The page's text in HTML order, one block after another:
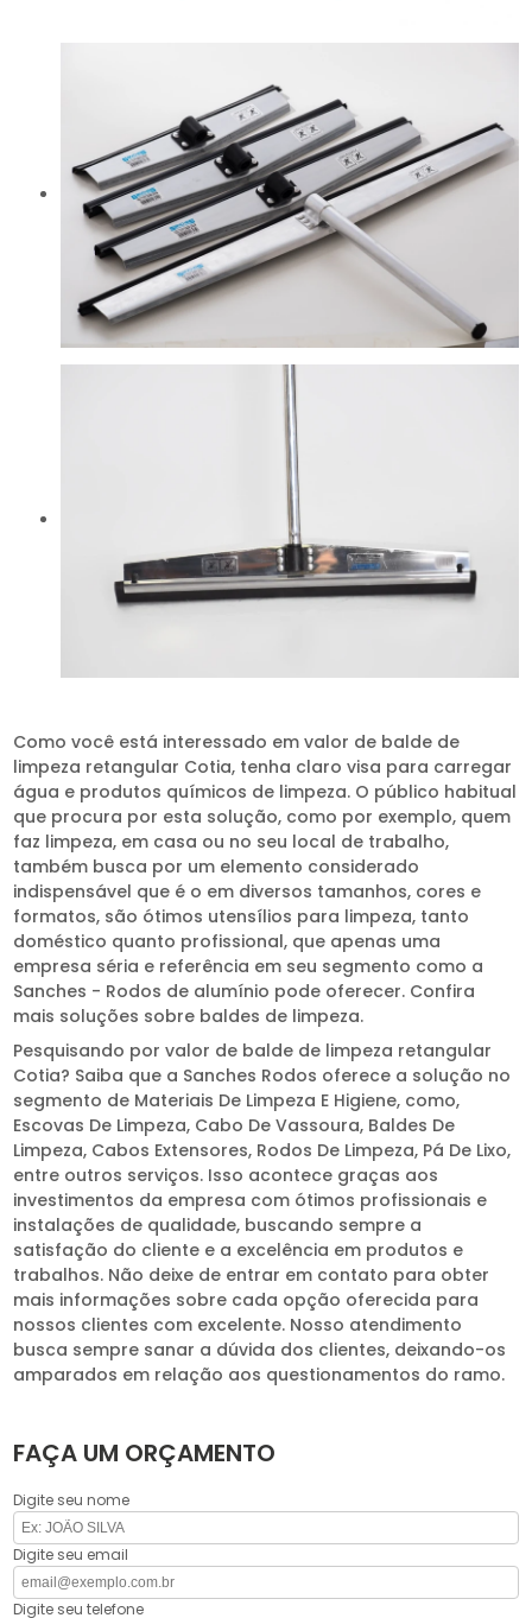
Como você está interessado em valor de balde de
limpeza retangular Cotia, tenha claro visa para carregar
água e produtos químicos de limpeza. O público habitual
que procura por esta solução, como por exemplo, quem
faz limpeza, em casa ou no seu local de trabalho,
também busca por um elemento considerado
indispensável que é o em diversos tamanhos, cores e
formatos, são ótimos utensílios para limpeza, tanto
doméstico quanto profissional, que apenas uma
empresa séria e referência em seu segmento como a
Sanches - Rodos de alumínio pode oferecer. Confira
mais soluções sobre baldes de limpeza.
Pesquisando por valor de balde de limpeza retangular
Cotia? Saiba que a Sanches Rodos oferece a solução no
segmento de Materiais De Limpeza E Higiene, como,
Escovas De Limpeza, Cabo De Vassoura, Baldes De
Limpeza, Cabos Extensores, Rodos De Limpeza, Pá De Lixo,
entre outros serviços. Isso acontece graças aos
investimentos da empresa com ótimos profissionais e
instalações de qualidade, buscando sempre a
satisfação do cliente e a excelência em produtos e
trabalhos. Não deixe de entrar em contato para obter
mais informações sobre cada opção oferecida para
nossos clientes com excelente. Nosso atendimento
busca sempre sanar a dúvida dos clientes, deixando-os
amparados em relação aos questionamentos do ramo.
FAÇA UM ORÇAMENTO
Digite seu nome
Digite seu email
Digite seu telefone